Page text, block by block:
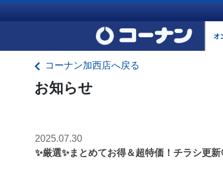
オ
コーナン加西店へ戻る
お知らせ
2025.07.30
✨厳選✨まとめてお得＆超特価！チラシ更新